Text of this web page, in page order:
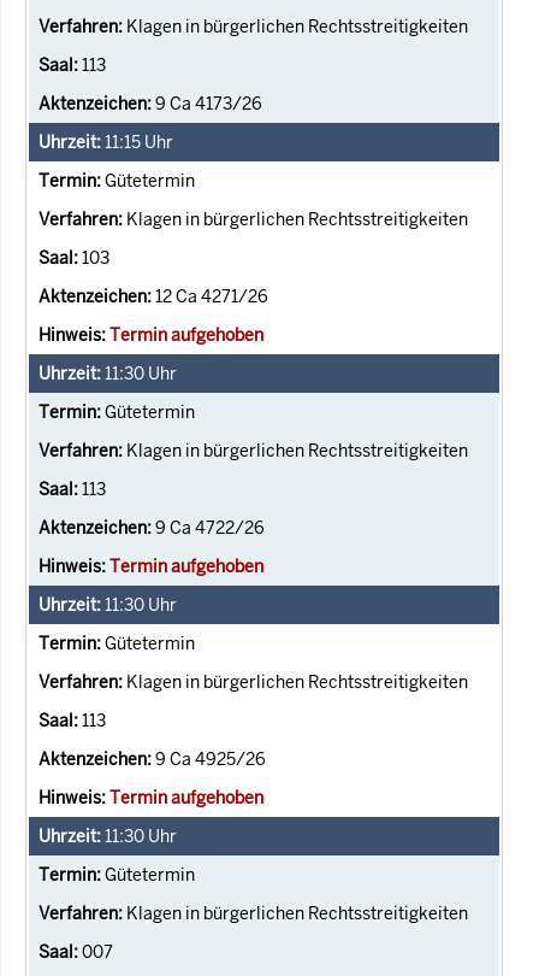
Klagen in bürgerlichen Rechtsstreitigkeiten
113
9 Ca 4173/26
11:15 Uhr
Gütetermin
Klagen in bürgerlichen Rechtsstreitigkeiten
103
12 Ca 4271/26
Termin aufgehoben
11:30 Uhr
Gütetermin
Klagen in bürgerlichen Rechtsstreitigkeiten
113
9 Ca 4722/26
Termin aufgehoben
11:30 Uhr
Gütetermin
Klagen in bürgerlichen Rechtsstreitigkeiten
113
9 Ca 4925/26
Termin aufgehoben
11:30 Uhr
Gütetermin
Klagen in bürgerlichen Rechtsstreitigkeiten
007